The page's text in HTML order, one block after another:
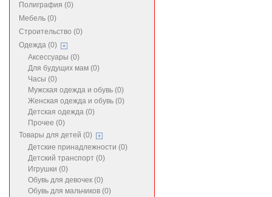
Полиграфия (0)
Мебель (0)
Строительство (0)
Одежда (0)
Аксессуары (0)
Для будущих мам (0)
Часы (0)
Мужская одежда и обувь (0)
Женская одежда и обувь (0)
Детская одежда (0)
Прочее (0)
Товары для детей (0)
Детские принадлежности (0)
Детский транспорт (0)
Игрушки (0)
Обувь для девочек (0)
Обувь для мальчиков (0)